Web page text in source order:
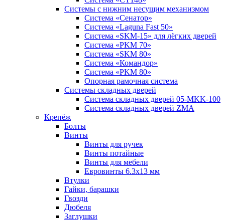
Системы с нижним несущим механизмом
Система «Сенатор»
Система «Laguna Fast 50»
Система «SKM-15» для лёгких дверей
Система «PKM 70»
Система «SKM 80»
Система «Командор»
Система «PKM 80»
Опорная рамочная система
Системы складных дверей
Система складных дверей 05-MKK-100
Система складных дверей ZMA
Крепёж
Болты
Винты
Винты для ручек
Винты потайные
Винты для мебели
Евровинты 6.3х13 мм
Втулки
Гайки, барашки
Гвозди
Дюбеля
Заглушки